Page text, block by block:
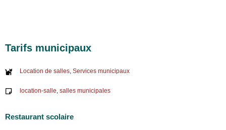
Tarifs municipaux
Location de salles, Services municipaux
location-salle, salles municipales
Restaurant scolaire